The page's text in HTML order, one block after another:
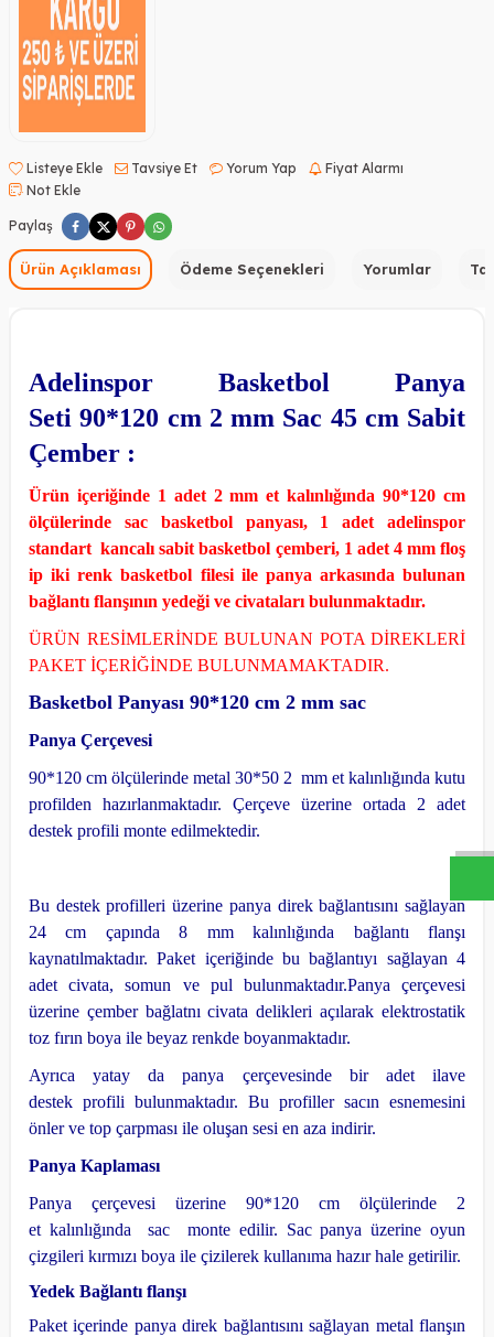
W
h
a
s
a
p
p
D
e
s
t
e
H
a
t
t
Listeye Ekle Tavsiye Et Yorum Yap
Fiyat Alarmı
Not Ekle
Paylaş
Ürün Açıklaması Ödeme Seçenekleri Yorumlar
Adelinspor Basketbol Panya
Seti 90*120 cm 2 mm Sac 45 cm Sabit
Çember :
Ürün içeriğinde 1 adet 2 mm et kalınlığında 90*120 cm
ölçülerinde sac basketbol panyası, 1 adet adelinspor
standart kancalı sabit basketbol çemberi, 1 adet 4 mm floş
ip iki renk basketbol filesi ile panya arkasında bulunan
bağlantı flanşının yedeği ve civataları bulunmaktadır.
ÜRÜN RESİMLERİNDE BULUNAN POTA DİREKLERİ
PAKET İÇERİĞİNDE BULUNMAMAKTADIR.
Basketbol Panyası 90*120 cm 2 mm sac
Panya Çerçevesi
90*120 cm ölçülerinde metal 30*50 2 mm et kalınlığında kutu
profilden hazırlanmaktadır. Çerçeve üzerine ortada 2 adet
destek profili monte edilmektedir.
Bu destek profilleri üzerine panya direk bağlantısını sağlayan
24 cm çapında 8 mm kalınlığında bağlantı flanşı
kaynatılmaktadır. Paket içeriğinde bu bağlantıyı sağlayan 4
adet civata, somun ve pul bulunmaktadır.Panya çerçevesi
üzerine çember bağlatnı civata delikleri açılarak elektrostatik
toz fırın boya ile beyaz renkde boyanmaktadır.
Ayrıca yatay da panya çerçevesinde bir adet ilave
destek profili bulunmaktadır. Bu profiller sacın esnemesini
önler ve top çarpması ile oluşan sesi en aza indirir.
Panya Kaplaması
Panya çerçevesi üzerine 90*120 cm ölçülerinde 2
et kalınlığında sac monte edilir. Sac panya üzerine oyun
çizgileri kırmızı boya ile çizilerek kullanıma hazır hale getirilir.
Yedek Bağlantı flanşı
Paket içerinde panya direk bağlantısını sağlayan metal flanşın